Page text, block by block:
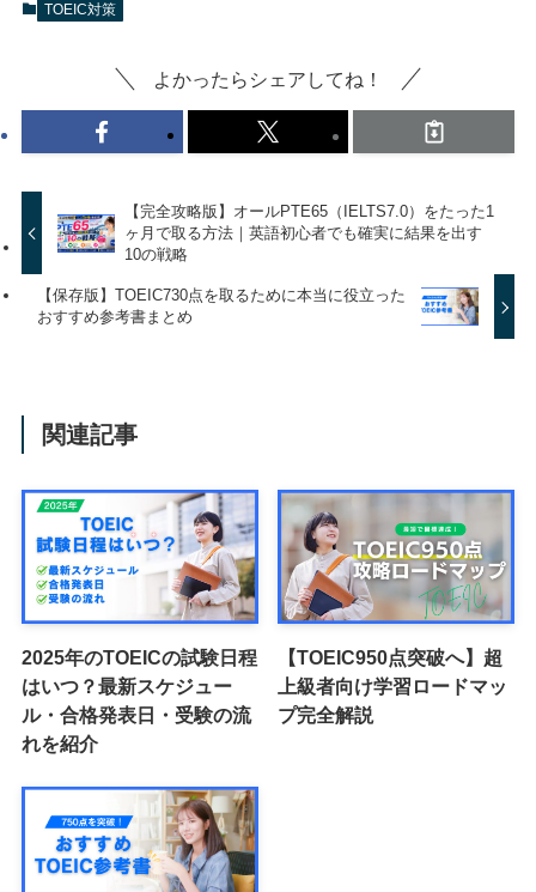
TOEIC対策
よかったらシェアしてね！
【完全攻略版】オールPTE65（IELTS7.0）をたった1
ヶ月で取る方法｜英語初心者でも確実に結果を出す
10の戦略
【保存版】TOEIC730点を取るために本当に役立った
おすすめ参考書まとめ
関連記事
2025年のTOEICの試験日程
はいつ？最新スケジュー
ル・合格発表日・受験の流
れを紹介
【TOEIC950点突破へ】超
上級者向け学習ロードマッ
プ完全解説